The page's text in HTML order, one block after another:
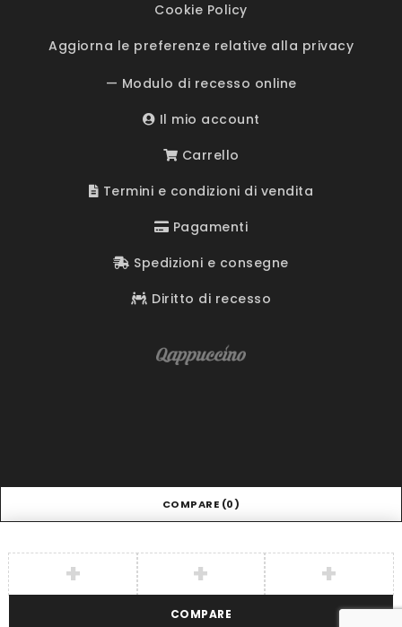
Cookie Policy
Aggiorna le preferenze relative alla privacy
— Modulo di recesso online
Il mio account
Carrello
Termini e condizioni di vendita
Pagamenti
Spedizioni e consegne
Diritto di recesso
COMPARE (0)
COMPARE